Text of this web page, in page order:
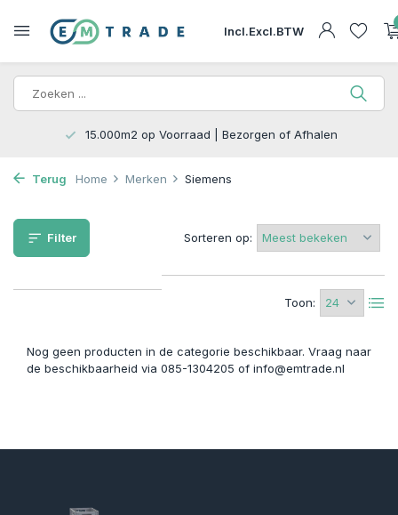
Incl.Excl.BTW
15.000m2 op Voorraad | Bezorgen of Afhalen
Terug Home Merken Siemens
Filter
Toon:
Sorteren op:
Nog geen producten in de categorie beschikbaar. Vraag naar
de beschikbaarheid via 085-1304205 of info@emtrade.nl